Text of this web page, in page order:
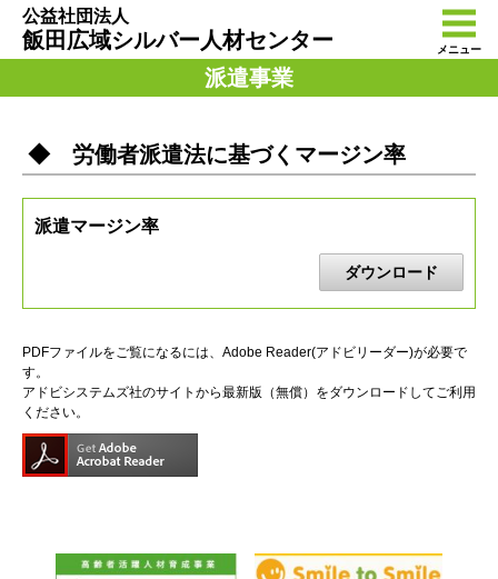
公益社団法人
飯田広域シルバー人材センター メニュー
派遣事業
◆ 労働者派遣法に基づくマージン率
派遣マージン率
ダウンロード
PDFファイルをご覧になるには、Adobe Reader(アドビリーダー)が必要で
す。
アドビシステムズ社のサイトから最新版（無償）をダウンロードしてご利用
ください。